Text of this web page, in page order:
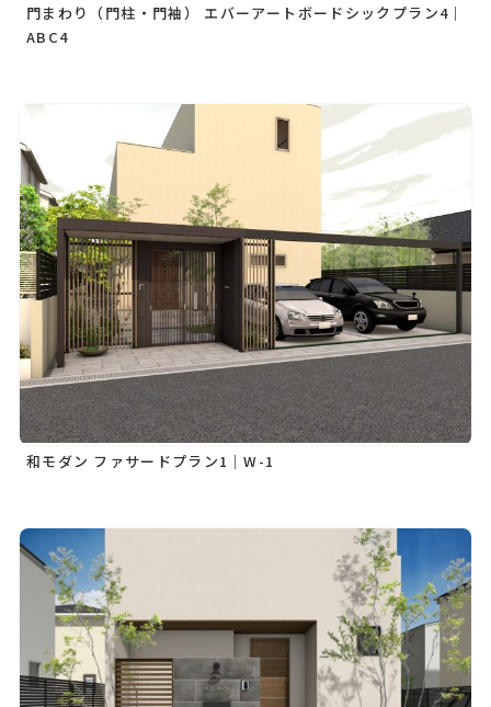
門まわり（門柱・門袖） エバーアートボードシックプラン4｜
ABC4
和モダン ファサードプラン1｜W-1